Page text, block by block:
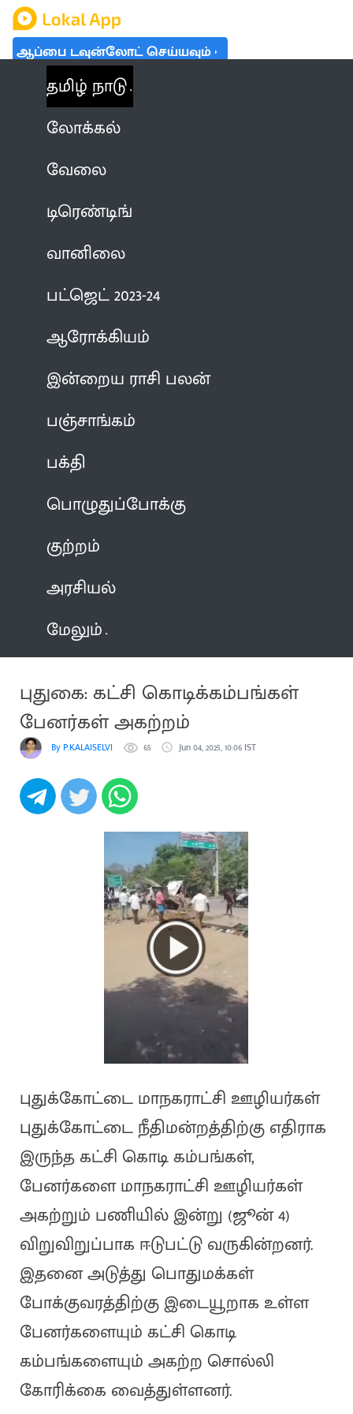
ஆப்பை டவுன்லோட் செய்யவும்
தமிழ் நாடு
லோக்கல்
வேலை
டிரெண்டிங்
வானிலை
பட்ஜெட் 2023-24
ஆரோக்கியம்
இன்றைய ராசி பலன்
பஞ்சாங்கம்
பக்தி
பொழுதுப்போக்கு
குற்றம்
அரசியல்
மேலும்
புதுகை: கட்சி கொடிக்கம்பங்கள்
பேனர்கள் அகற்றம்
By P.KALAISELVI 65 Jun 04, 2025, 10:06 IST
புதுக்கோட்டை மாநகராட்சி ஊழியர்கள்
புதுக்கோட்டை நீதிமன்றத்திற்கு எதிராக
இருந்த கட்சி கொடி கம்பங்கள்,
பேனர்களை மாநகராட்சி ஊழியர்கள்
அகற்றும் பணியில் இன்று (ஜூன் 4)
விறுவிறுப்பாக ஈடுபட்டு வருகின்றனர்.
இதனை அடுத்து பொதுமக்கள்
போக்குவரத்திற்கு இடையூறாக உள்ள
பேனர்களையும் கட்சி கொடி
கம்பங்களையும் அகற்ற சொல்லி
கோரிக்கை வைத்துள்ளனர்.